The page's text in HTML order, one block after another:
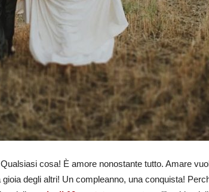
cosa! È amore nonostante tutto. Amare
degli altri! Un compleanno, una conquista!